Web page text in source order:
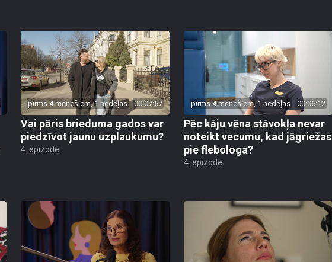
pirms 4 mēnešiem, 1 nedēļas 00:07:57
Vai pāris brieduma gados var
piedzīvot jaunu uzplaukumu?
4. epizode
pirms 4 mēnešiem, 1 nedēļas 00:06:12
Pēc kāju vēna stāvokļa nevar
noteikt vecumu, kad jāgriežas
pie flebologa?
4. epizode